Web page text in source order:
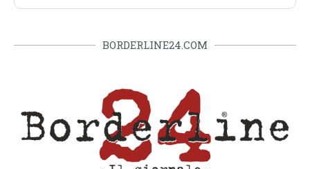
BORDERLINE24.COM